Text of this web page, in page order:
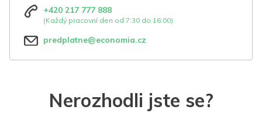
+420 217 777 888
(Každý pracovní den od 7:30 do 16:00)
predplatne@economia.cz
Nerozhodli jste se?